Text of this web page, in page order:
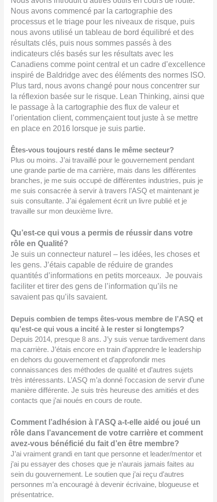
Nous avons commencé par la cartographie des
processus et le triage pour les niveaux de risque, puis
nous avons utilisé un tableau de bord équilibré et des
résultats clés, puis nous sommes passés à des
indicateurs clés basés sur les résultats avec les
Canadiens comme point central et un cadre d’excellence
inspiré de Baldridge avec des éléments des normes ISO.
Plus tard, nous avons changé pour nous concentrer sur
la réflexion basée sur le risque. Lean Thinking, ainsi que
le passage à la cartographie des flux de valeur et
l’orientation client, commençaient tout juste à se mettre
en place en 2016 lorsque je suis partie.
Êtes-vous toujours resté dans le même secteur?
Plus ou moins. J’ai travaillé pour le gouvernement pendant
une grande partie de ma carrière, mais dans les différentes
branches, je me suis occupé de différentes industries, puis je
me suis consacrée à servir à travers l’ASQ et maintenant je
suis consultante. J’ai également écrit un livre publié et je
travaille sur mon deuxième livre.
Qu’est-ce qui vous a permis de réussir dans votre
rôle en Qualité?
Je suis un connecteur naturel – les idées, les choses et
les gens. J’étais capable de réduire de grandes
quantités d’informations en petits morceaux. Je pouvais
faciliter et tirer des gens de l’information qu’ils ne
savaient pas qu’ils savaient.
Depuis combien de temps êtes-vous membre de l’ASQ et
qu’est-ce qui vous a incité à le rester si longtemps?
Depuis 2014, presque 8 ans. J’y suis venue tardivement dans
ma carrière. J’étais encore en train d’apprendre le leadership
en dehors du gouvernement et d’approfondir mes
connaissances des méthodes de qualité et d’autres sujets
très intéressants. L’ASQ m’a donné l’occasion de servir d’une
manière différente. Je suis très heureuse des amitiés et des
contacts que j’ai noués en cours de route.
Comment l’adhésion à l’ASQ a-t-elle aidé ou joué un
rôle dans l’avancement de votre carrière et comment
avez-vous bénéficié du fait d’en être membre?
J’ai vraiment grandi en tant que personne et leader/mentor et
j’ai pu essayer des choses que je n’aurais jamais faites au
sein du gouvernement. Le soutien que j’ai reçu d’autres
personnes m’a encouragé à devenir écrivaine, blogueuse et
présentatrice.